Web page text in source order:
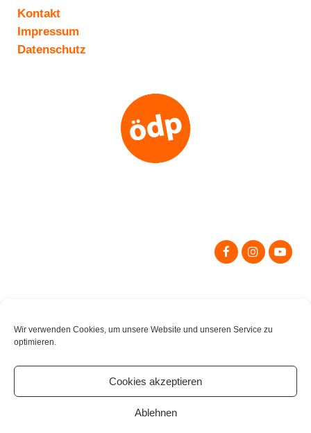
Wir verwenden Cookies, um unsere Website und unseren Service zu
optimieren.
Cookies akzeptieren
Ablehnen
Kontakt
Impressum
Datenschutz